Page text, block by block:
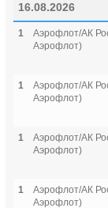
16.08.2026
1
Аэрофлот/АК
Аэрофлот)
1
Аэрофлот/АК
Аэрофлот)
1
Аэрофлот/АК
Аэрофлот)
1
Аэрофлот/АК
Аэрофлот)